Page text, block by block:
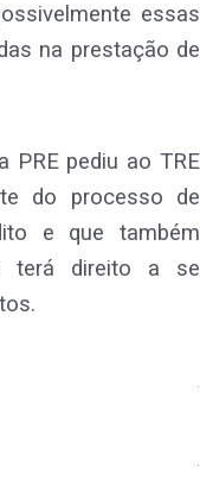
essas
na prestação de
PRE pediu ao TRE
do processo de
e que também
terá direito a se
.
.